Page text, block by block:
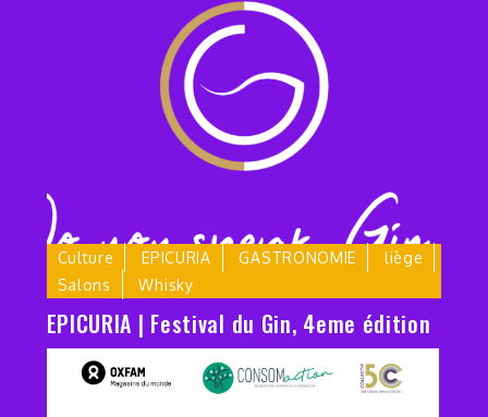
Culture EPICURIA GASTRONOMIE
liège
Salons
Whisky
EPICURIA | Festival du Gin, 4eme édition